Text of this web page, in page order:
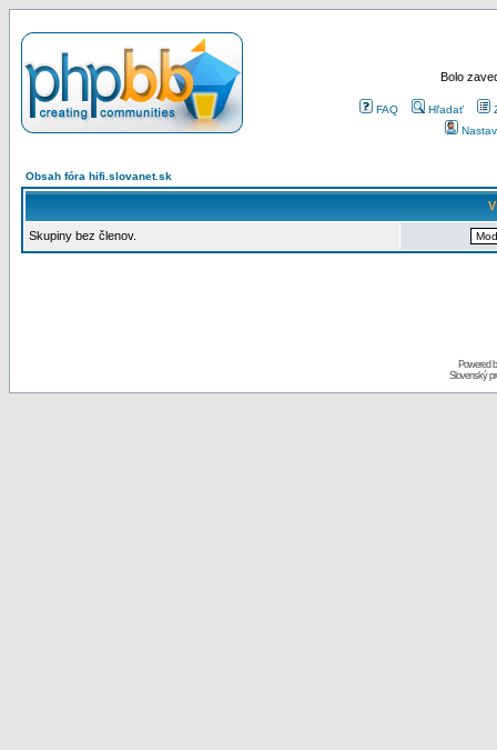
Bolo
FAQ Hľadať
Obsah fóra hifi.slovanet.sk
Skupiny bez členov.
Powered
Slovenský